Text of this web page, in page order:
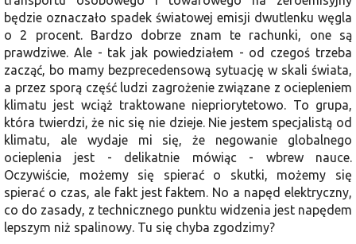
będzie oznaczało spadek światowej emisji dwutlenku węgla
o 2 procent. Bardzo dobrze znam te rachunki, one są
prawdziwe. Ale - tak jak powiedziałem - od czegoś trzeba
zacząć, bo mamy bezprecedensową sytuację w skali świata,
a przez sporą część ludzi zagrożenie związane z ociepleniem
klimatu jest wciąż traktowane niepriorytetowo. To grupa,
która twierdzi, że nic się nie dzieje. Nie jestem specjalistą od
klimatu, ale wydaje mi się, że negowanie globalnego
ocieplenia jest - delikatnie mówiąc - wbrew nauce.
Oczywiście, możemy się spierać o skutki, możemy się
spierać o czas, ale fakt jest faktem. No a napęd elektryczny,
co do zasady, z technicznego punktu widzenia jest napędem
lepszym niż spalinowy. Tu się chyba zgodzimy?